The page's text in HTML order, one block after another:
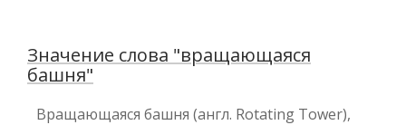
Значение слова "вращающаяся
башня"
Вращающаяся башня (англ. Rotating Tower),